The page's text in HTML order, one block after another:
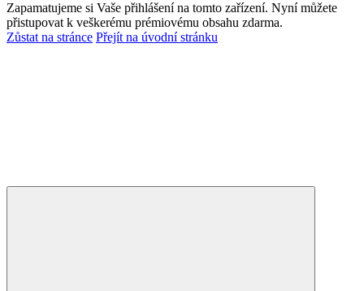
Zapamatujeme si Vaše přihlášení na tomto zařízení. Nyní můžete
přistupovat k veškerému prémiovému obsahu zdarma.
Zůstat na stránce Přejít na úvodní stránku